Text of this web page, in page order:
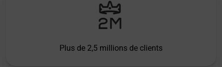
Plus de 2,5 millions de clients